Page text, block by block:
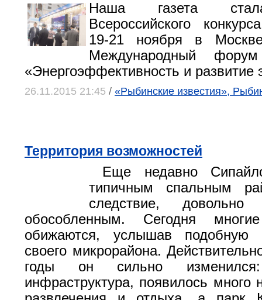
Наша газета
Всероссийского
19-21 ноября в
Международный
«Энергоэффективность и развитие
26.11.2015 21:45 / «Рыбинские известия»,
Территория возможностей
Еще недавно
типичным спальным
следствие,
обособленным. Сегодня
обижаются, услышав подобную
своего микрорайона.
годы он сильно изменился:
инфраструктура, появилось много